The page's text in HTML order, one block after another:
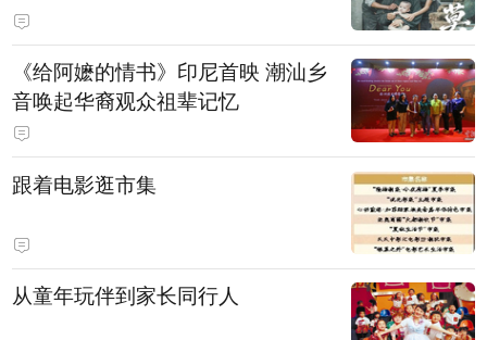
《给阿嬷的情书》印尼首映 潮汕乡
音唤起华裔观众祖辈记忆
跟着电影逛市集
从童年玩伴到家长同行人